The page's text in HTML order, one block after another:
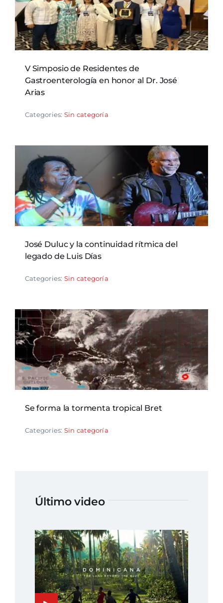
V Simposio de Residentes de
Gastroenterología en honor al Dr. José
Arias
Categories: Sin categoría
José Duluc y la continuidad rítmica del
legado de Luis Días
Categories: Sin categoría
Se forma la tormenta tropical Bret
Categories: Sin categoría
Último video